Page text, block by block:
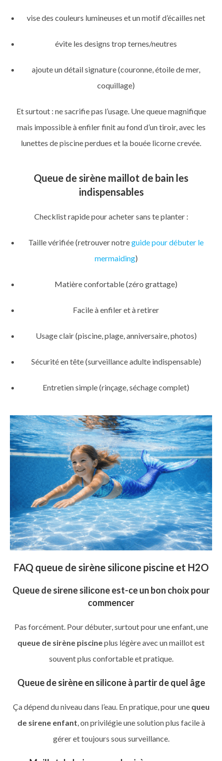
vise des couleurs lumineuses et un motif d’écailles net
évite les designs trop ternes/neutres
ajoute un détail signature (couronne, étoile de mer,
coquillage)
Et surtout : ne sacrifie pas l’usage. Une queue magnifique
mais impossible à enfiler finit au fond d’un tiroir, avec les
lunettes de piscine perdues et la bouée licorne crevée.
Queue de sirène maillot de bain les
indispensables
Checklist rapide pour acheter sans te planter :
Taille vérifiée (retrouver notreguide pour débuter le
mermaiding)
Matière confortable (zéro grattage)
Facile à enfiler et à retirer
Usage clair (piscine, plage, anniversaire, photos)
Sécurité en tête (surveillance adulte indispensable)
Entretien simple (rinçage, séchage complet)
FAQ queue de sirène silicone piscine et H2O
Queue de sirene silicone est-ce un bon choix pour
commencer
Pas forcément. Pour débuter, surtout pour une enfant, une
queue de sirène piscineplus légère avec un maillot est
souvent plus confortable et pratique.
Queue de sirène en silicone à partir de quel âge
Ça dépend du niveau dans l’eau. En pratique, pour une queu
de sirene enfant, on privilégie une solution plus facile à
gérer et toujours sous surveillance.